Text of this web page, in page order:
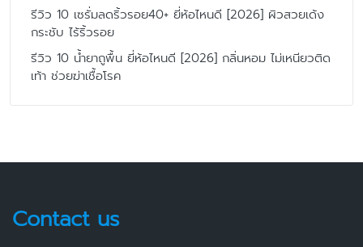
รีวิว 10 เซรั่มลดริ้วรอย40+ ยี่ห้อไหนดี [2026] ผิวสวยเด้ง
กระชับ ไร้ริ้วรอย
รีวิว 10 น้ำยาถูพื้น ยี่ห้อไหนดี [2026] กลิ่นหอม ไม่เหนียวติด
เท้า ช่วยฆ่าเชื้อโรค
Contact us